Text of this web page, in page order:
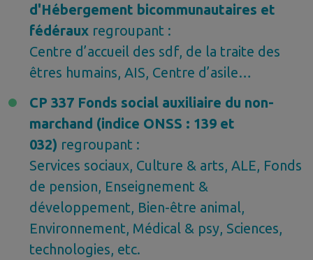
d'Hébergement bicommunautaires et
fédéraux regroupant :
Centre d’accueil des sdf, de la traite des
êtres humains, AIS, Centre d’asile…
CP 337 Fonds social auxiliaire du non-
marchand (indice ONSS : 139 et
032) regroupant :
Services sociaux, Culture & arts, ALE, Fonds
de pension, Enseignement &
développement, Bien-être animal,
Environnement, Médical & psy, Sciences,
technologies, etc.